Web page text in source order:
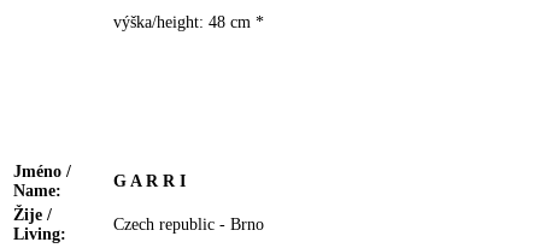
výška/height: 48 cm *
Jméno /
Name:
G A R R I
Žije /
Living:
Czech republic - Brno